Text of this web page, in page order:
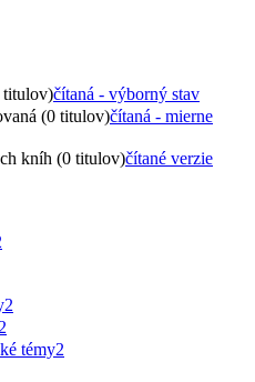
titulov)čítaná - výborný stav
(0 titulov)čítaná - mierne
kníh (0 titulov)čítané verzie
2
2
témy2